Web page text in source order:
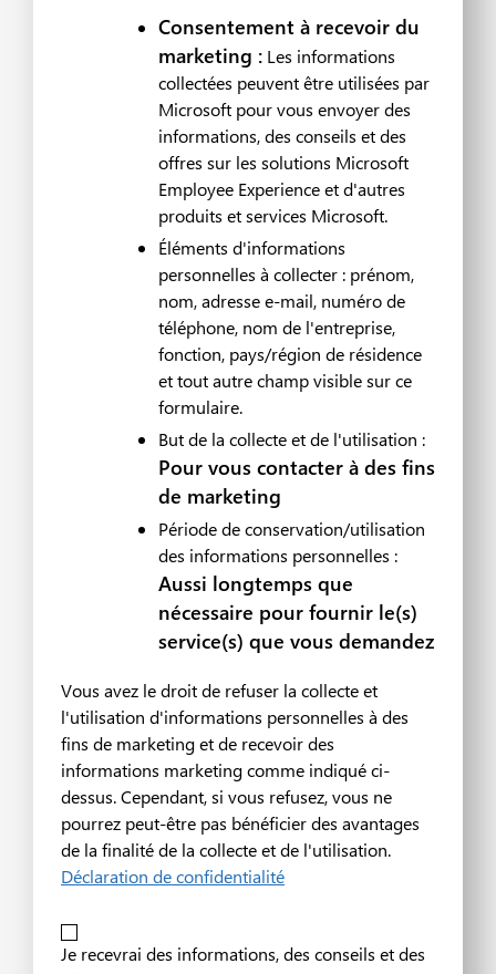
Consentement à recevoir du
marketing : Les informations
collectées peuvent être utilisées par
Microsoft pour vous envoyer des
informations, des conseils et des
offres sur les solutions Microsoft
Employee Experience et d'autres
produits et services Microsoft.
Éléments d'informations
personnelles à collecter : prénom,
nom, adresse e-mail, numéro de
téléphone, nom de l'entreprise,
fonction, pays/région de résidence
et tout autre champ visible sur ce
formulaire.
But de la collecte et de l'utilisation :
Pour vous contacter à des fins
de marketing
Période de conservation/utilisation
des informations personnelles :
Aussi longtemps que
nécessaire pour fournir le(s)
service(s) que vous demandez
Vous avez le droit de refuser la collecte et
l'utilisation d'informations personnelles à des
fins de marketing et de recevoir des
informations marketing comme indiqué ci-
dessus. Cependant, si vous refusez, vous ne
pourrez peut-être pas bénéficier des avantages
de la finalité de la collecte et de l'utilisation.
Déclaration de confidentialité
Je recevrai des informations, des conseils et des